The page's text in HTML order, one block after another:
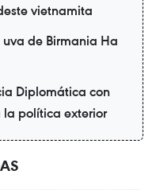
vietnamita
de Birmania Ha
Diplomática con
la política exterior